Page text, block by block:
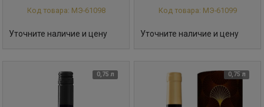
Код товара: МЭ-61098
Уточните наличие и цену
Код товара: МЭ-61099
Уточните наличие и цену
0,75 л 0,75 л